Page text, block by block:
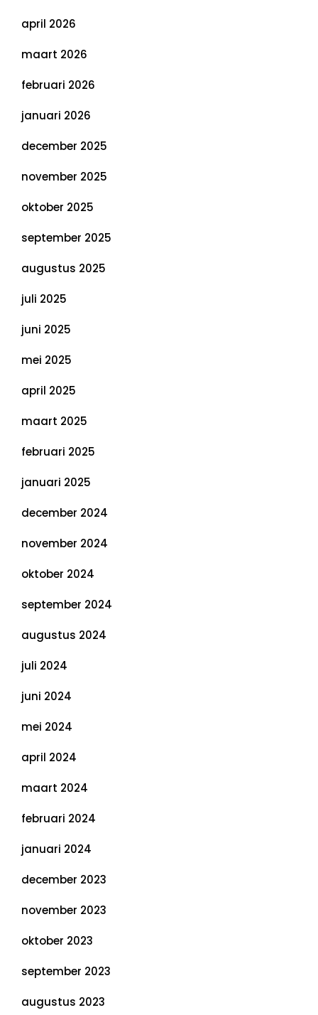
april 2026
maart 2026
februari 2026
januari 2026
december 2025
november 2025
oktober 2025
september 2025
augustus 2025
juli 2025
juni 2025
mei 2025
april 2025
maart 2025
februari 2025
januari 2025
december 2024
november 2024
oktober 2024
september 2024
augustus 2024
juli 2024
juni 2024
mei 2024
april 2024
maart 2024
februari 2024
januari 2024
december 2023
november 2023
oktober 2023
september 2023
augustus 2023